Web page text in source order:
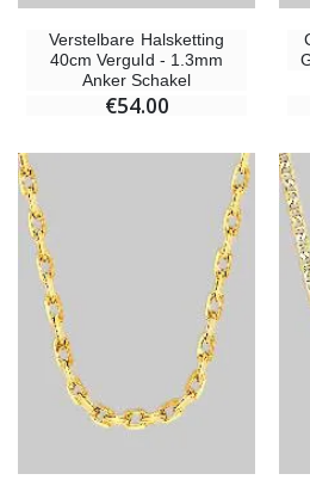
Verstelbare Halsketting
40cm Verguld - 1.3mm
Anker Schakel
€54.00